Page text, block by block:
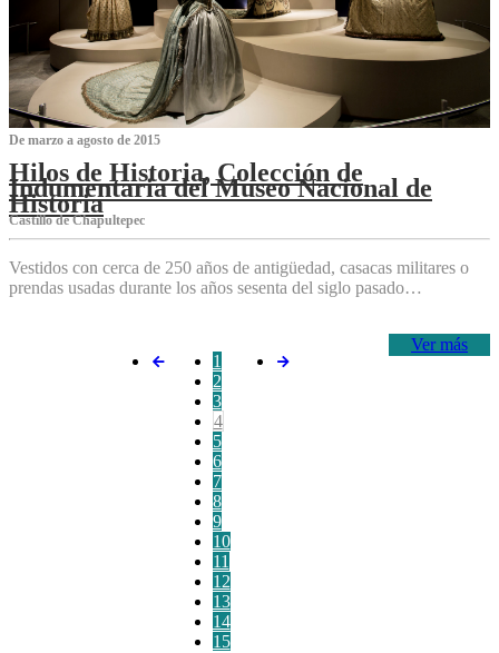
De marzo a agosto de 2015
Hilos de Historia, Colección de
Indumentaria del Museo Nacional de
Historia
Castillo de Chapultepec
Vestidos con cerca de 250 años de antigüedad, casacas militares o
prendas usadas durante los años sesenta del siglo pasado…
Ver más
1
2
3
4
5
6
7
8
9
10
11
12
13
14
15